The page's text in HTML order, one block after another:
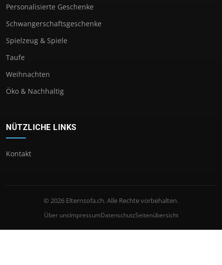
Personalisierte Geschenke
Schwangerschaftsgeschenke
Spielzeug & Spiele
Taufe
Weihnachten
Öko & Nachhaltig
NÜTZLICHE LINKS
Kontakt
© 2026 Elternsofa.ch. Alle Rechte vorbehalten.
Über unsImpressumDatenschutzSeitenübersicht